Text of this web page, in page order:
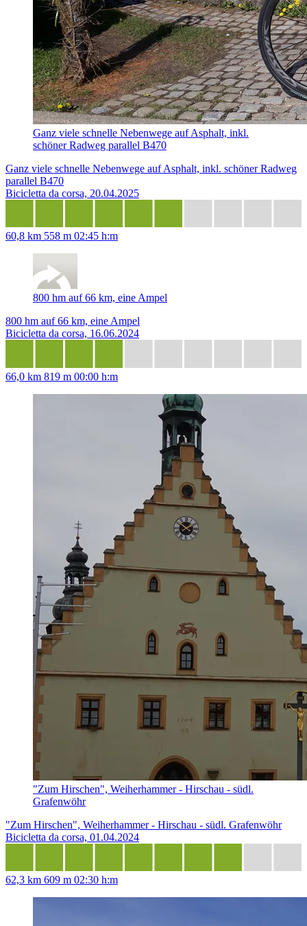
Ganz viele schnelle Nebenwege auf Asphalt, inkl.
schöner Radweg parallel B470
Ganz viele schnelle Nebenwege auf Asphalt, inkl. schöner Radweg
parallel B470
Bicicletta da corsa, 20.04.2025
60,8 km 558 m 02:45 h:m
800 hm auf 66 km, eine Ampel
800 hm auf 66 km, eine Ampel
Bicicletta da corsa, 16.06.2024
66,0 km 819 m 00:00 h:m
"Zum Hirschen", Weiherhammer - Hirschau - südl.
Grafenwöhr
"Zum Hirschen", Weiherhammer - Hirschau - südl. Grafenwöhr
Bicicletta da corsa, 01.04.2024
62,3 km 609 m 02:30 h:m